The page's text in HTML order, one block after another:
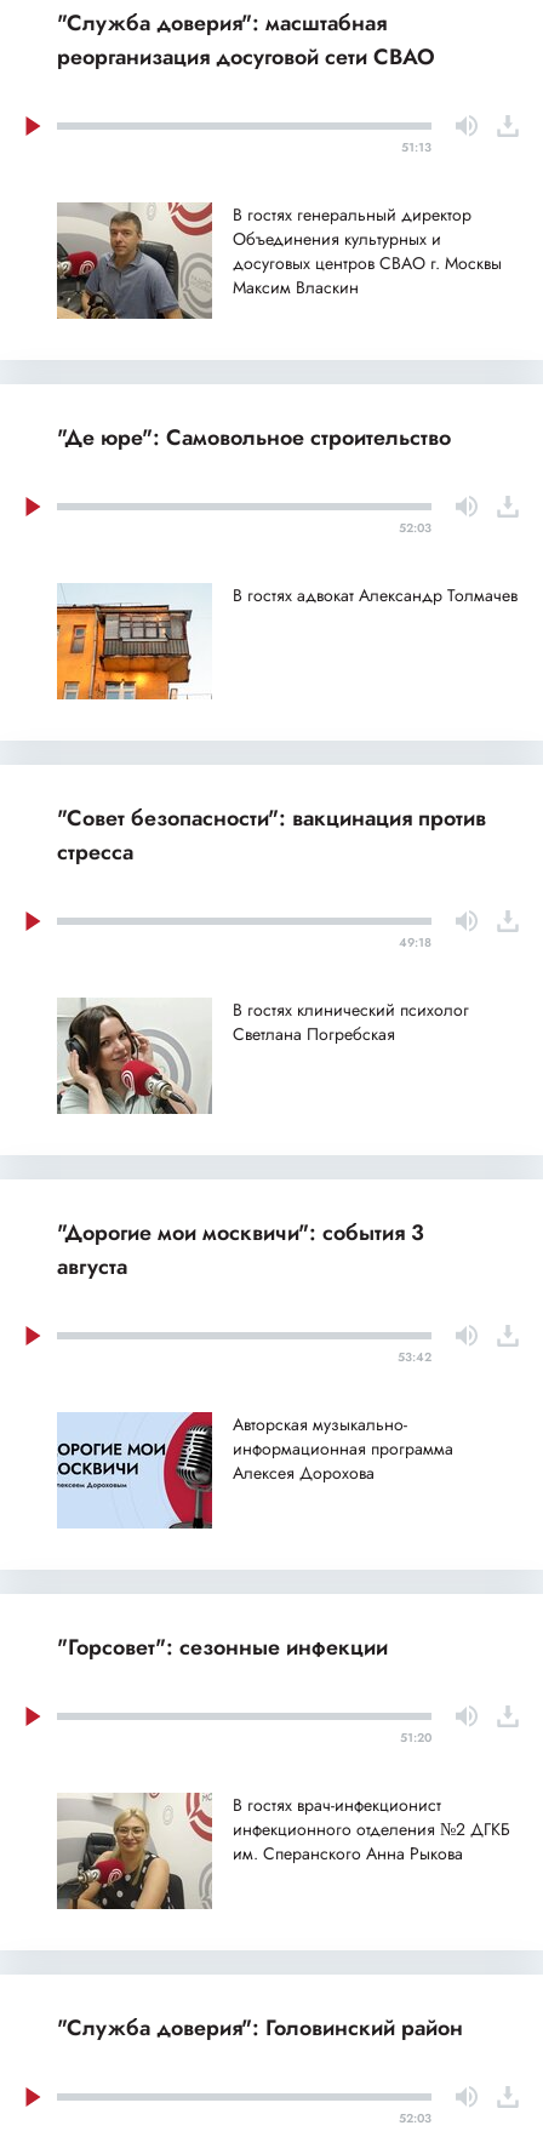
"Служба доверия": масштабная
реорганизация досуговой сети СВАО
51:13
В гостях генеральный директор
Объединения культурных и
досуговых центров СВАО г. Москвы
Максим Власкин
"Де юре": Самовольное строительство
52:03
В гостях адвокат Александр Толмачев
"Совет безопасности": вакцинация против
стресса
49:18
В гостях клинический психолог
Светлана Погребская
"Дорогие мои москвичи": события 3
августа
53:42
Авторская музыкально-
информационная программа
Алексея Дорохова
"Горсовет": сезонные инфекции
51:20
В гостях врач-инфекционист
инфекционного отделения №2 ДГКБ
им. Сперанского Анна Рыкова
"Служба доверия": Головинский район
52:03